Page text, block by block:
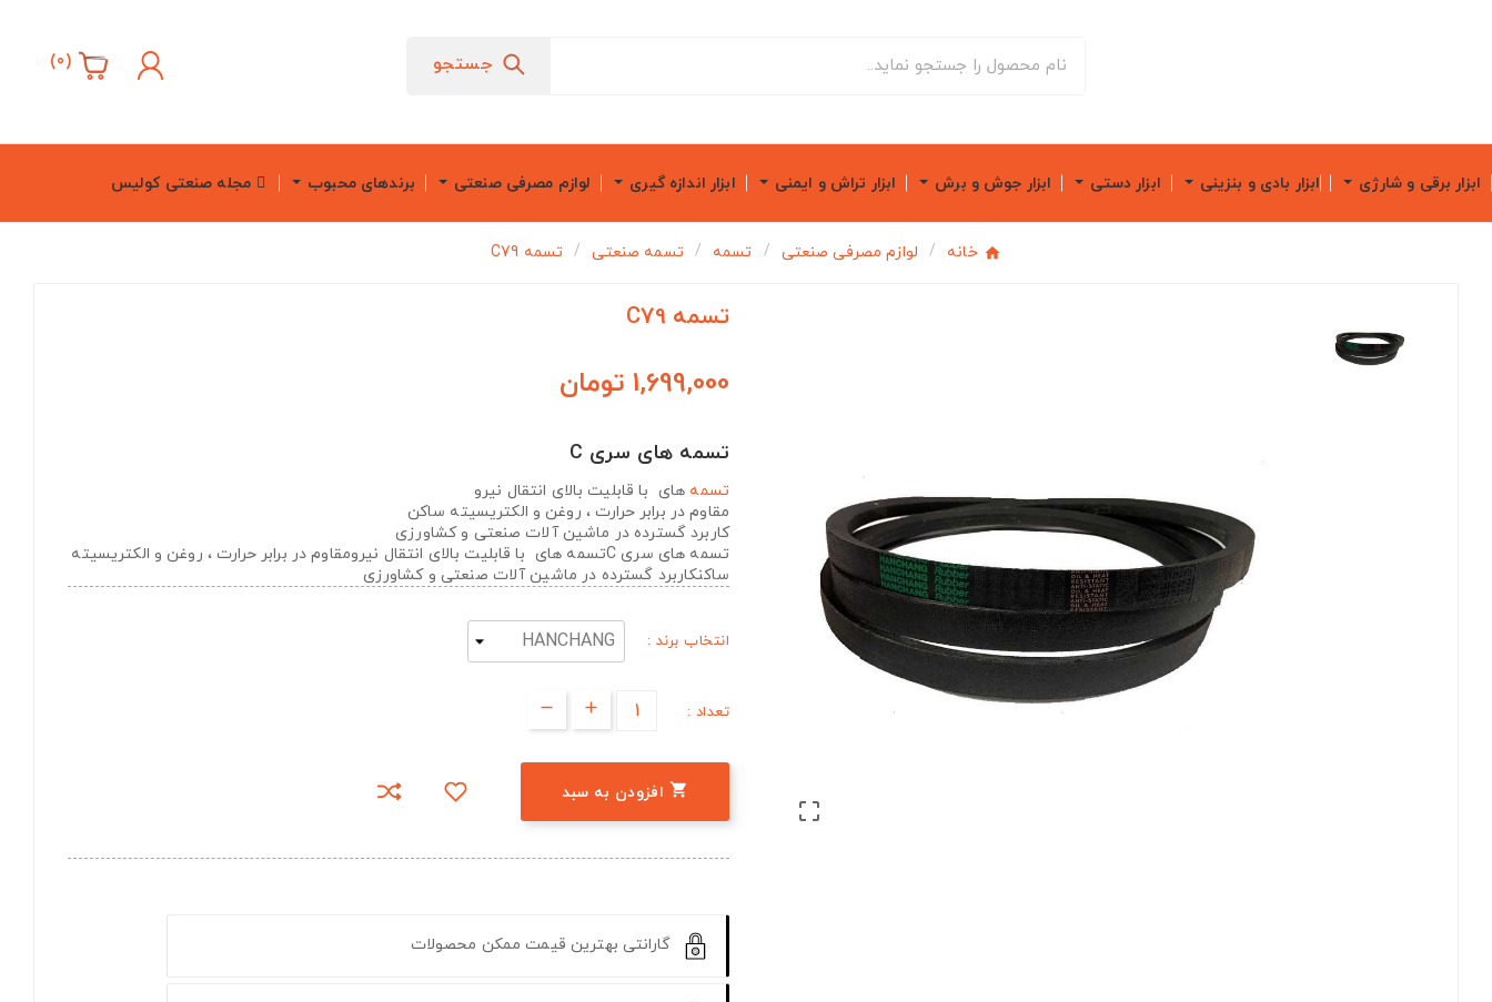
جستجو (
0
)
ابزار برقی و شارژی ابزار بادی و بنزینی ابزار دستی ابزار جوش و برش ابزار تراش و ایمنی ابزار اندازه گیری لوازم مصرفی صنعتی برندهای محبوب مجله صنعتی کولیس
خانه لوازم مصرفی صنعتی تسمه تسمه صنعتی تسمه C79

تسمه C79
1,699,000 تومان
تسمه های سری C
تسمه های با قابلیت بالای انتقال نیرو
مقاوم در برابر حرارت ، روغن و الکتریسیته ساکن
کاربرد گسترده در ماشین آلات صنعتی و کشاورزی
تسمه های سری Cتسمه های با قابلیت بالای انتقال نیرومقاوم در برابر حرارت ، روغن و الکتریسیته
ساکنکاربرد گسترده در ماشین آلات صنعتی و کشاورزی
انتخاب برند :
تعداد :
 افزودن به سبد
گارانتی بهترین قیمت ممکن محصولات